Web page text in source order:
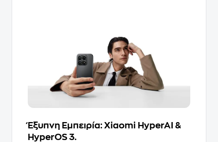
Έξυπνη Εμπειρία: Xiaomi HyperAI &
HyperOS 3.